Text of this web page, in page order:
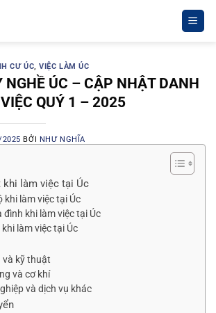
CƯ ÚC,VIỆC LÀM ÚC
NGHỀ ÚC – CẬP NHẬT DANH
QUÝ 1 – 2025
BỞI NHƯ NGHĨA
khi làm việc tại Úc
khi làm việc tại Úc
đình khi làm việc tại Úc
làm việc tại Úc
và kỹ thuật
và cơ khí
và dịch vụ khác